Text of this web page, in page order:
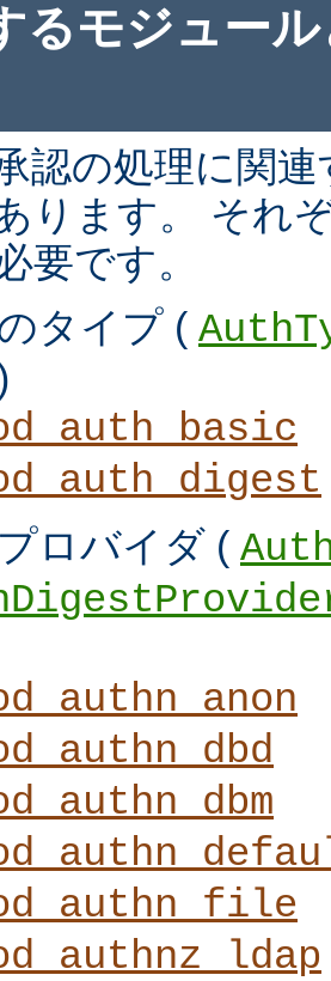
るモジュー
認の処理に関
ります。 それ
要です。
タイプ (
ロバイダ (